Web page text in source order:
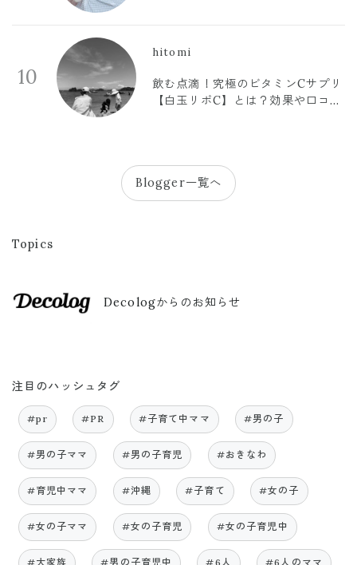
10
hitomi
飲む点滴！究極のビタミンCサプリ
【白玉リポC】とは？効果や口コミ
Blogger一覧へ
Topics
Decologからのお知らせ
注目のハッシュタグ
#pr #PR #子育て中ママ #男の子
#男の子ママ #男の子育児 #おきなわ
#育児中ママ #沖縄 #子育て #女の子
#女の子ママ #女の子育児 #女の子育児中
#大家族 #男の子育児中 #6人 #6人のママ